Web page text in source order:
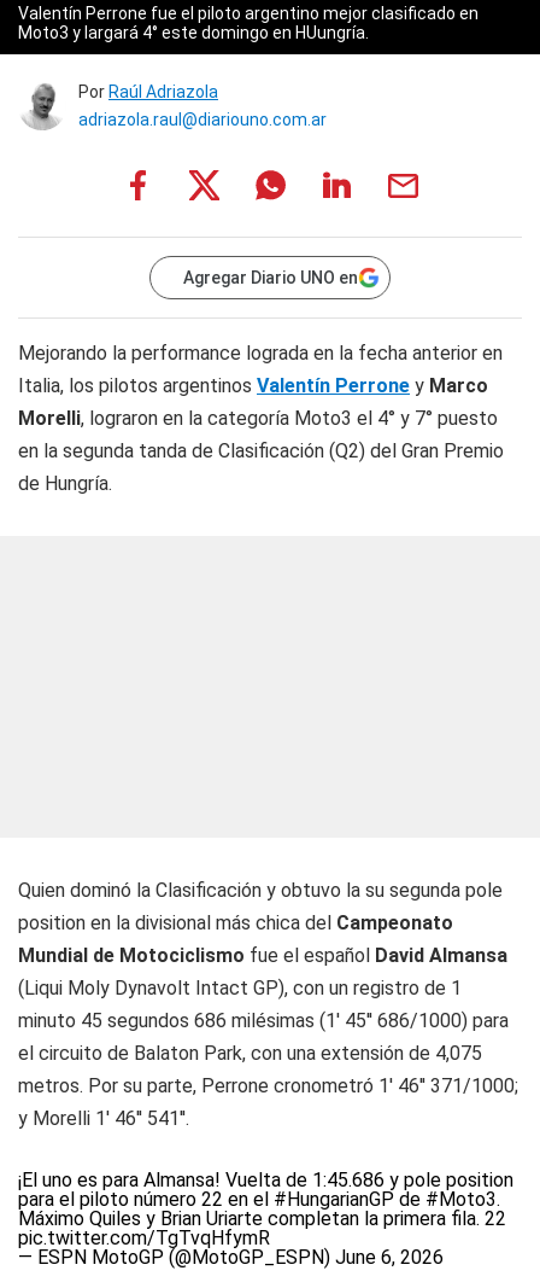
Valentín Perrone fue el piloto argentino mejor clasificado en
Moto3 y largará 4° este domingo en HUungría.
Por Raúl Adriazola
adriazola.raul@diariouno.com.ar
Agregar Diario UNO en
Mejorando la performance lograda en la fecha anterior en
Italia, los pilotos argentinos Valentín Perrone y Marco
Morelli, lograron en la categoría Moto3 el 4° y 7° puesto
en la segunda tanda de Clasificación (Q2) del Gran Premio
de Hungría.
Quien dominó la Clasificación y obtuvo la su segunda pole
position en la divisional más chica del Campeonato
Mundial de Motociclismo fue el español David Almansa
(Liqui Moly Dynavolt Intact GP), con un registro de 1
minuto 45 segundos 686 milésimas (1' 45'' 686/1000) para
el circuito de Balaton Park, con una extensión de 4,075
metros. Por su parte, Perrone cronometró 1' 46'' 371/1000;
y Morelli 1' 46'' 541''.
¡El uno es para Almansa! Vuelta de 1:45.686 y pole position
para el piloto número 22 en el #HungarianGP de #Moto3.
Máximo Quiles y Brian Uriarte completan la primera fila. 22
pic.twitter.com/TgTvqHfymR
— ESPN MotoGP (@MotoGP_ESPN) June 6, 2026